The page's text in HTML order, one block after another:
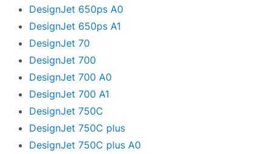
DesignJet 650ps A0
DesignJet 650ps A1
DesignJet 70
DesignJet 700
DesignJet 700 A0
DesignJet 700 A1
DesignJet 750C
DesignJet 750C plus
DesignJet 750C plus A0